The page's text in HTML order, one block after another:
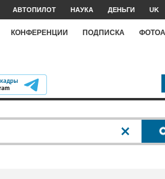
АВТОПИЛОТ НАУКА ДЕНЬГИ UK
КОНФЕРЕНЦИИ ПОДПИСКА